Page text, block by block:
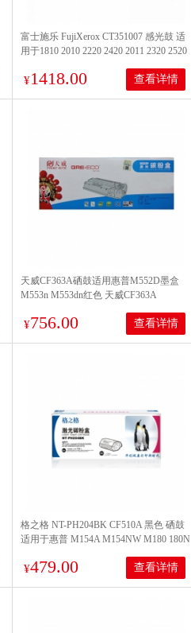
富士施乐 FujiXerox CT351007 感光鼓 适
用于1810 2010 2220 2420 2011 2320 2520
¥1418.00 查看详情
天威CF363A硒鼓适用惠普M552D墨盒
M553n M553dn红色 天威CF363A
¥756.00 查看详情
格之格 NT-PH204BK CF510A 黑色 硒鼓
适用于惠普 M154A M154NW M180 180N
¥479.00 查看详情